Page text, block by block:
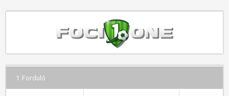
1. Forduló